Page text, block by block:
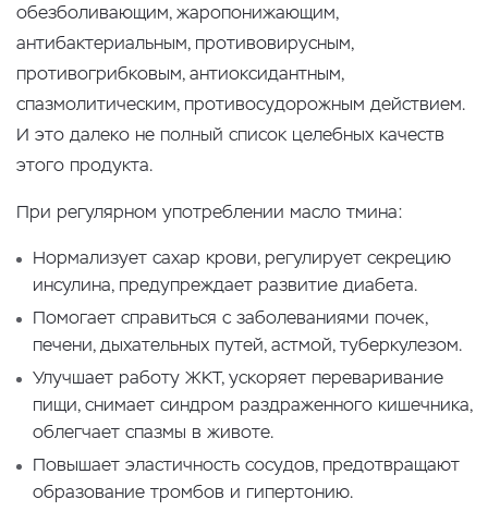
обезболивающим, жаропонижающим,
антибактериальным, противовирусным,
противогрибковым, антиоксидантным,
спазмолитическим, противосудорожным действием.
И это далеко не полный список целебных качеств
этого продукта.
При регулярном употреблении масло тмина:
Нормализует сахар крови, регулирует секрецию
инсулина, предупреждает развитие диабета.
Помогает справиться с заболеваниями почек,
печени, дыхательных путей, астмой, туберкулезом.
Улучшает работу ЖКТ, ускоряет переваривание
пищи, снимает синдром раздраженного кишечника,
облегчает спазмы в животе.
Повышает эластичность сосудов, предотвращают
образование тромбов и гипертонию.